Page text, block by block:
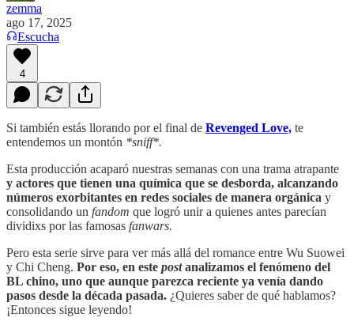
zemma
ago 17, 2025
Escucha
4
Si también estás llorando por el final de Revenged Love, te
entendemos un montón *sniff*.
Esta producción acaparó nuestras semanas con una trama atrapante
y actores que tienen una química que se desborda, alcanzando
números exorbitantes en redes sociales de manera orgánica y
consolidando un fandom que logró unir a quienes antes parecían
dividixs por las famosas fanwars.
Pero esta serie sirve para ver más allá del romance entre Wu Suowei
y Chi Cheng. Por eso, en este postanalizamos el fenómeno del
BL chino, uno que aunque parezca reciente ya venía dando
pasos desde la década pasada. ¿Quieres saber de qué hablamos?
¡Entonces sigue leyendo!